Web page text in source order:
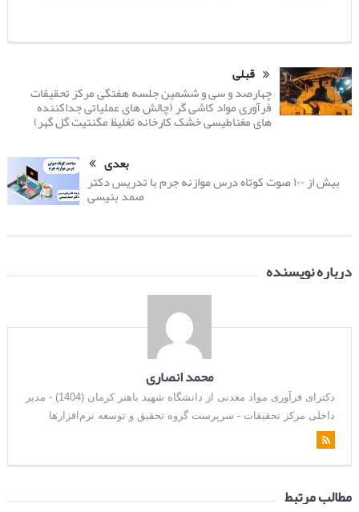
قبلی
چهارصد و سی و ششمین جلسه هفتگی مرکز تحقیقات
فرآوری مواد کاشی گر (چالش های عملیاتی جداکننده
های مغناطیسی خشک کارخانه تغلیظ مگنتیت گل گهر)
بعدی
بیش از ۱۰۰ صوت کوتاه درس موازنه جرم با تدریس دکتر
صمد بنیسی
درباره نویسنده
محمد انصاری
دکترای فرآوری مواد معدنی از دانشگاه شهید باهنر کرمان (1404) - مدیر
داخلی مرکز تحقیقات - سرپرست گروه تحقیق و توسعه نرم‌افزارها
مطالب مرتبط